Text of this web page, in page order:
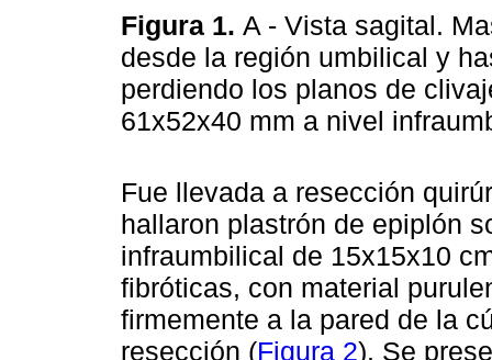
Figura 1. A - Vista sagital.
desde la región umbilical y
perdiendo los planos de
61x52x40 mm a nivel
Fue llevada a resección
hallaron plastrón de epiplón
infraumbilical de 15x15x10
fibróticas, con material
firmemente a la pared de la
resección (Figura 2). Se